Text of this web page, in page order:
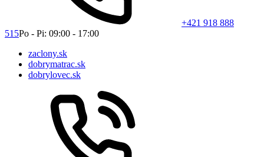
+421 918 888
515Po - Pi: 09:00 - 17:00
zaclony.sk
dobrymatrac.sk
dobrylovec.sk